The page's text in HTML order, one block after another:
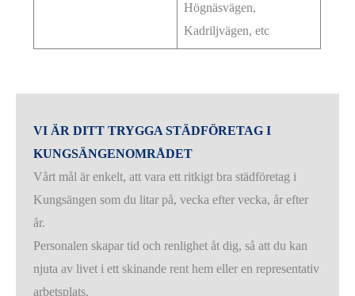
Högnäsvägen,
Kadriljvägen, etc
VI ÄR DITT TRYGGA STÄDFÖRETAG I
KUNGSÄNGENOMRÅDET
Vårt mål är enkelt, att vara ett ritkigt bra städföretag i
Kungsängen som du litar på, vecka efter vecka, år efter
år.
Personalen skapar tid och renlighet åt dig, så att du kan
njuta av livet i ett skinande rent hem eller en representativ
arbetsplats.